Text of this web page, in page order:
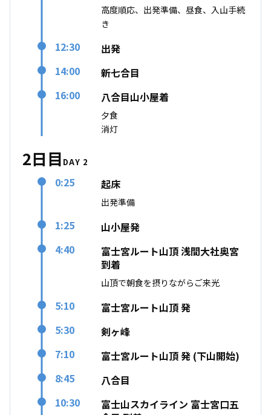
高度順応、出発準備、昼食、入山手続
き
12:30
出発
14:00
新七合目
16:00
八合目山小屋着
夕食
消灯
2日目 DAY 2
0:25 起床
出発準備
1:25
山小屋発
4:40
富士宮ルート山頂 浅間大社奥宮
到着
山頂で朝食を摂りながらご来光
5:10
富士宮ルート山頂 発
5:30
剣ヶ峰
7:10
富士宮ルート山頂 発 (下山開始)
8:45
八合目
10:30
富士山スカイライン 富士宮口五